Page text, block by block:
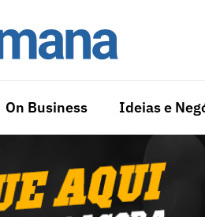
On Business Ideias e